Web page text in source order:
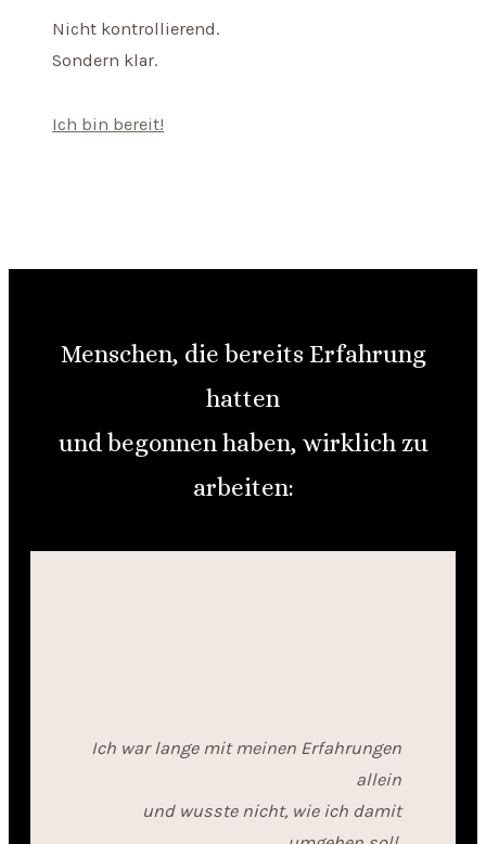
Nicht kontrollierend.
Sondern klar.
Ich bin bereit!
Menschen, die bereits Erfahrung
hatten
und begonnen haben, wirklich zu
arbeiten:
Ich war lange mit meinen Erfahrungen
allein
und wusste nicht, wie ich damit